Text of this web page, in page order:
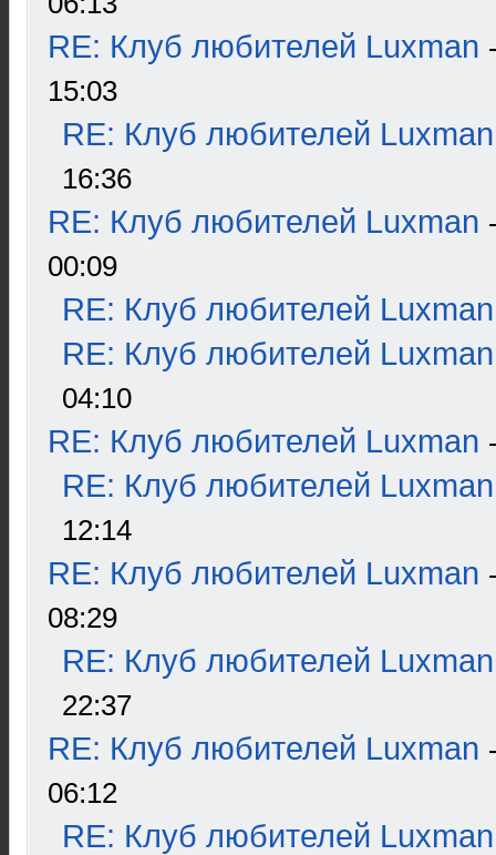
RE: Клуб любителей Luxman
15:03
RE: Клуб любителей Luxman
16:36
RE: Клуб любителей Luxman
00:09
RE: Клуб любителей Luxman
RE: Клуб любителей Luxman
04:10
RE: Клуб любителей Luxman
RE: Клуб любителей Luxman
12:14
RE: Клуб любителей Luxman
08:29
RE: Клуб любителей Luxman
22:37
RE: Клуб любителей Luxman
06:12
RE: Клуб любителей Luxman